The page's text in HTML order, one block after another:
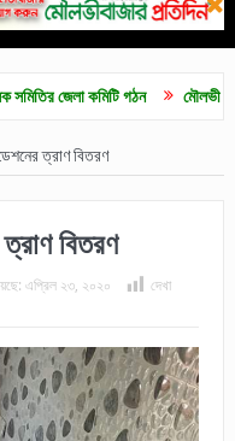
জেলা কমিটি গঠন মৌলভীবাজারে
ত্রাণ বিতরণ
ত্রাণ বিতরণ
এপ্রিল ২৩, ২০২০
দেখা